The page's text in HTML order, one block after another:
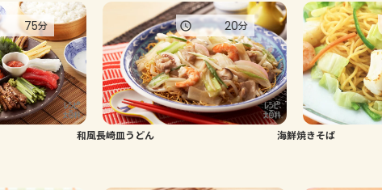
75分
和風長崎皿うどん
20分
海鮮焼きそば